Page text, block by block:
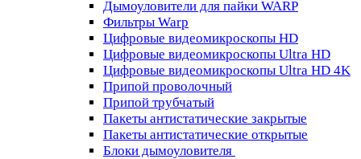
Дымоуловители для пайки WARP
Фильтры Warp
Цифровые видеомикроскопы HD
Цифровые видеомикроскопы Ultra HD
Цифровые видеомикроскопы Ultra HD 4K
Припой проволочный
Припой трубчатый
Пакеты антистатические закрытые
Пакеты антистатические открытые
Блоки дымоуловителя